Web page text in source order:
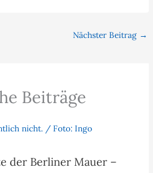
Nächster Beitrag →
Beiträge
der Berliner Mauer –